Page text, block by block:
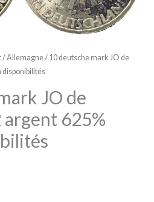
/Allemagne/ 10 deutsche mark JO de
disponibilités
JO de
625%